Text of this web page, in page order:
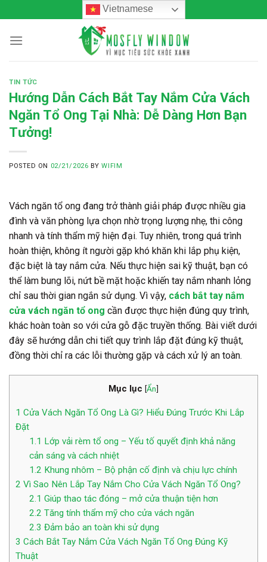
to
content
Vietnamese
TIN TỨC
Hướng Dẫn Cách Bắt Tay Nắm Cửa Vách
Ngăn Tổ Ong Tại Nhà: Dễ Dàng Hơn Bạn
Tưởng!
POSTED ON 02/21/2026 BYWIFIM
Vách ngăn tổ ong đang trở thành giải pháp được nhiều gia
đình và văn phòng lựa chọn nhờ trọng lượng nhẹ, thi công
nhanh và tính thẩm mỹ hiện đại. Tuy nhiên, trong quá trình
hoàn thiện, không ít người gặp khó khăn khi lắp phụ kiện,
đặc biệt là tay nắm cửa. Nếu thực hiện sai kỹ thuật, bạn có
thể làm bung lõi, nứt bề mặt hoặc khiến tay nắm nhanh lỏng
chỉ sau thời gian ngắn sử dụng. Vì vậy, cách bắt tay nắm
cửa vách ngăn tổ ong cần được thực hiện đúng quy trình,
khác hoàn toàn so với cửa gỗ đặc truyền thống. Bài viết dưới
đây sẽ hướng dẫn chi tiết quy trình lắp đặt đúng kỹ thuật,
đồng thời chỉ ra các lỗi thường gặp và cách xử lý an toàn.
Mục lục [Ẩn]
1 Cửa Vách Ngăn Tổ Ong Là Gì? Hiểu Đúng Trước Khi Lắp
Đặt
1.1 Lớp vải rèm tổ ong – Yếu tố quyết định khả năng
cản sáng và cách nhiệt
1.2 Khung nhôm – Bộ phận cố định và chịu lực chính
2 Vì Sao Nên Lắp Tay Nắm Cho Cửa Vách Ngăn Tổ Ong?
2.1 Giúp thao tác đóng – mở cửa thuận tiện hơn
2.2 Tăng tính thẩm mỹ cho cửa vách ngăn
2.3 Đảm bảo an toàn khi sử dụng
3 Cách Bắt Tay Nắm Cửa Vách Ngăn Tổ Ong Đúng Kỹ
Thuật